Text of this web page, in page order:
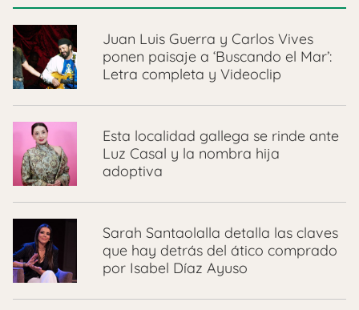
Juan Luis Guerra y Carlos Vives
ponen paisaje a ‘Buscando el Mar’:
Letra completa y Videoclip
Esta localidad gallega se rinde ante
Luz Casal y la nombra hija
adoptiva
Sarah Santaolalla detalla las claves
que hay detrás del ático comprado
por Isabel Díaz Ayuso